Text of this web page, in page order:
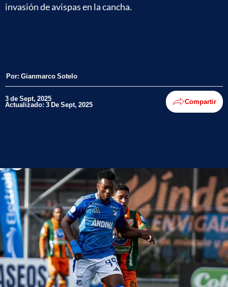
invasión de avispas en la cancha.
Por: Gianmarco Sotelo
3 de Sept, 2025
Actualizado: 3 De Sept, 2025 Compartir